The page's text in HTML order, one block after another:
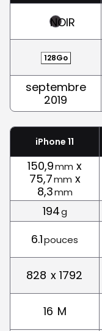
NOIR
128Go
septembre
2019
iPhone 11
150,9mm x
75,7mm x
8,3mm
194g
6.1pouces
828 x 1792
16 M